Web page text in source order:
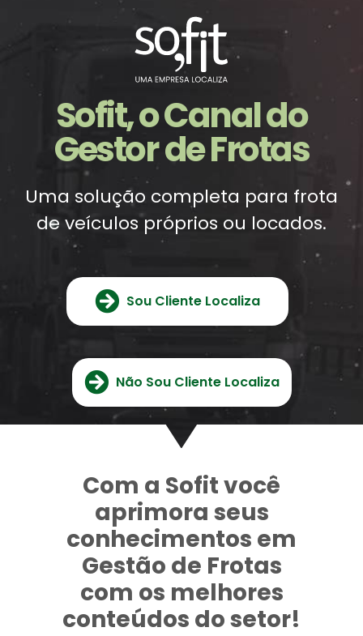
Sofit, o Canal do
Gestorde Frotas
Uma solução completa para frota
de veículos próprios ou locados.
Sou Cliente Localiza
Não Sou Cliente Localiza
Com a Sofit você
aprimora seus
conhecimentos em
Gestão de Frotas
com os melhores
conteúdos do setor!